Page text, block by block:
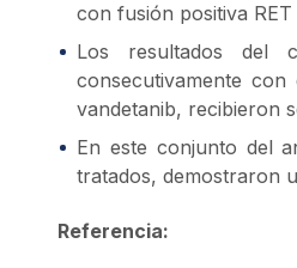
con fusión positiva RET
Los resultados del
consecutivamente
vandetanib, recibieron
En este conjunto del
tratados, demostraron
Referencia: